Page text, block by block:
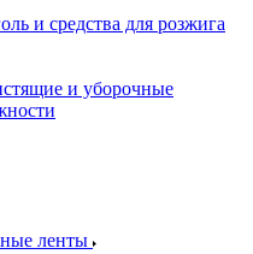
и средства для розжига
и уборочные
ленты